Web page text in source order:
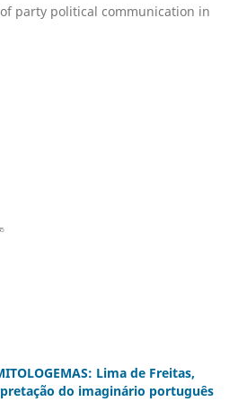
party political communication in
Lima de Freitas,
do imaginário português